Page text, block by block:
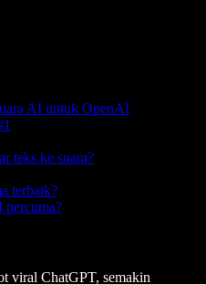
AI untuk OpenAI
teks ke suara?
terbaik?
percuma?
viral ChatGPT, semakin